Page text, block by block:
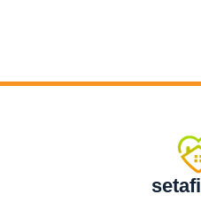
setafi